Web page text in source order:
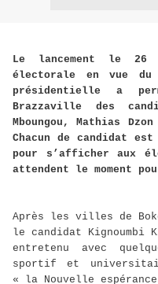
Le lancement le 26
électorale en vue
présidentielle a
Brazzaville des
Mboungou, Mathias
Chacun de candidat
pour s’afficher aux
attendent le moment
Après les villes de
le candidat Kignoumbi
entretenu avec
sportif et
« la Nouvelle